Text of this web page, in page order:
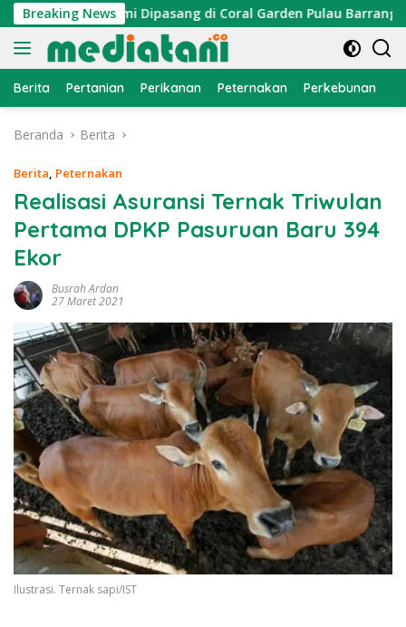
Langsung
ke
konten
Breaking News
Cumi Dipasang di Coral Garden Pulau Barrang Caddi
Berita Pertanian Perikanan Peternakan Perkebunan
Beranda Berita
Berita, Peternakan
Realisasi Asuransi Ternak Triwulan
Pertama DPKP Pasuruan Baru 394
Ekor
Busrah Ardan
27 Maret 2021
Ilustrasi. Ternak sapi/IST